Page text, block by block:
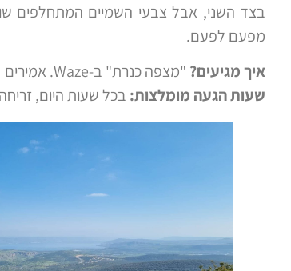
בצד השני, אבל צבעי השמיים המתחלפים
מפעם לפעם.
איך מגיעים? "מצפה כנרת" ב-Waze. אמירים
שעות הגעה מומלצות: בכל שעות היום,